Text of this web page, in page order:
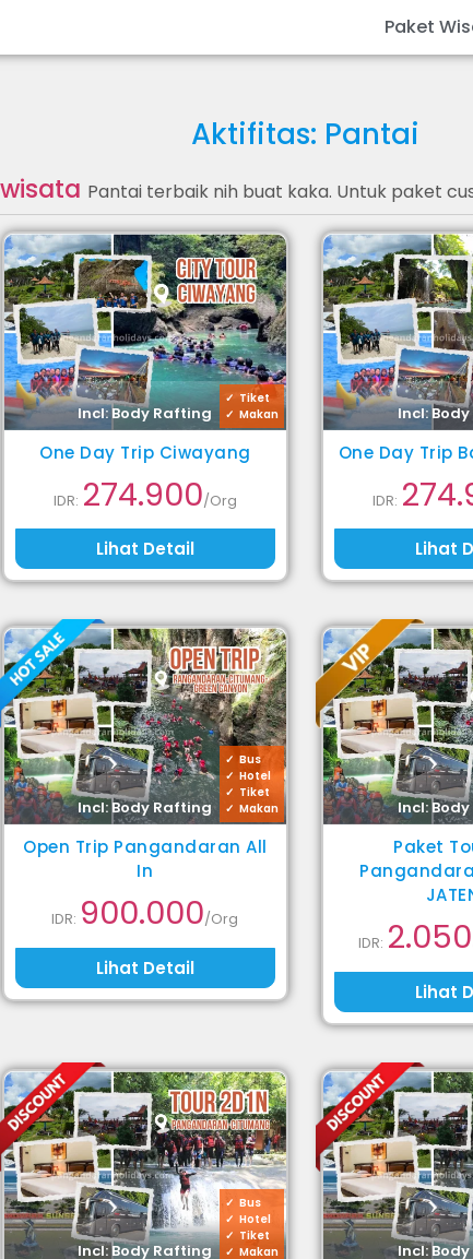
Paket
Aktifitas: Pantai
Pantai terbaik nih buat kaka. Untuk paket
Tiket
Makan
Incl: Body Rafting
One Day Trip Ciwayang
IDR: 274.900/Org
Lihat Detail
Incl:
One Day Trip
IDR:
Lihat
Bus
Hotel
Tiket
Makan
Incl: Body Rafting
Open Trip Pangandaran All
In
IDR: 900.000/Org
Lihat Detail
Incl:
Paket
IDR:
Lihat
Bus
Hotel
Tiket
Makan
Incl: Body Rafting Incl: